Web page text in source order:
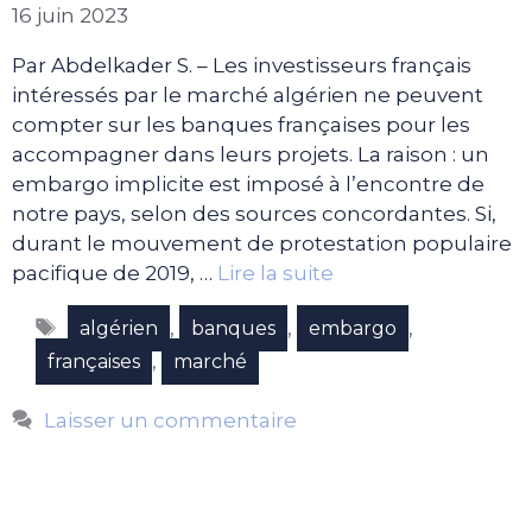
16 juin 2023
Par Abdelkader S. – Les investisseurs français
intéressés par le marché algérien ne peuvent
compter sur les banques françaises pour les
accompagner dans leurs projets. La raison : un
embargo implicite est imposé à l’encontre de
notre pays, selon des sources concordantes. Si,
durant le mouvement de protestation populaire
pacifique de 2019, … Lire la suite
Étiquettes
algérien , banques , embargo ,
françaises , marché
Laisser un commentaire